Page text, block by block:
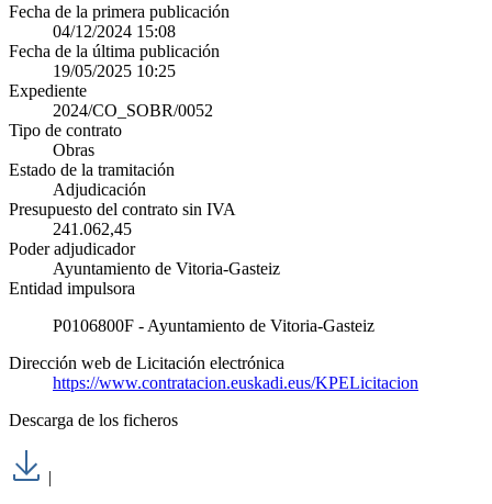
Fecha de la primera publicación
04/12/2024 15:08
Fecha de la última publicación
19/05/2025 10:25
Expediente
2024/CO_SOBR/0052
Tipo de contrato
Obras
Estado de la tramitación
Adjudicación
Presupuesto del contrato sin IVA
241.062,45
Poder adjudicador
Ayuntamiento de Vitoria-Gasteiz
Entidad impulsora
P0106800F - Ayuntamiento de Vitoria-Gasteiz
Dirección web de Licitación electrónica
https://www.contratacion.euskadi.eus/KPELicitacion
Descarga de los ficheros
|